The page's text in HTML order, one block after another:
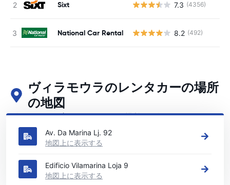
Sixt 7.3 (4356)
National Car Rental 8.2 (492)
ヴィラモウラのレンタカーの場所
の地図
ヴィラモウラの主要なレンタカーの場所をご覧ください
Av. Da Marina Lj. 92
地図上に表示する
Edificio Vilamarina Loja 9
地図上に表示する